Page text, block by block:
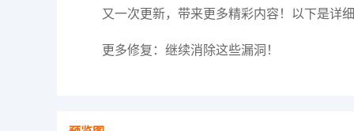
又一次更新，带来更多精彩内容！以下是详
更多修复：继续消除这些漏洞！